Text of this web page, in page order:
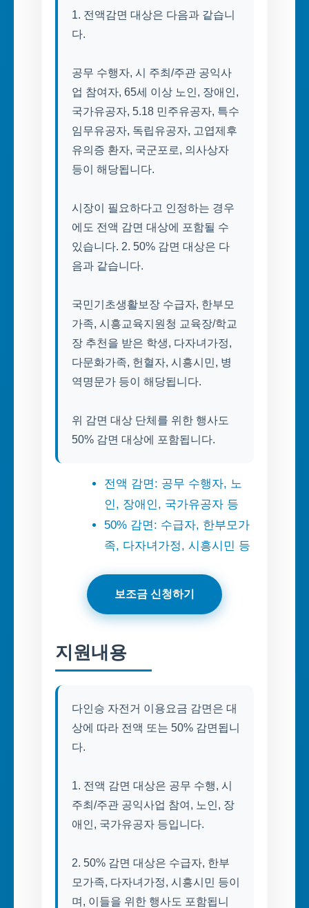
1. 전액감면 대상은 다음과 같습니
다.
공무 수행자, 시 주최/주관 공익사
업 참여자, 65세 이상 노인, 장애인,
국가유공자, 5.18 민주유공자, 특수
임무유공자, 독립유공자, 고엽제후
유의증 환자, 국군포로, 의사상자
등이 해당됩니다.
시장이 필요하다고 인정하는 경우
에도 전액 감면 대상에 포함될 수
있습니다. 2. 50% 감면 대상은 다
음과 같습니다.
국민기초생활보장 수급자, 한부모
가족, 시흥교육지원청 교육장/학교
장 추천을 받은 학생, 다자녀가정,
다문화가족, 헌혈자, 시흥시민, 병
역명문가 등이 해당됩니다.
위 감면 대상 단체를 위한 행사도
50% 감면 대상에 포함됩니다.
전액 감면: 공무 수행자, 노
인, 장애인, 국가유공자 등
50% 감면: 수급자, 한부모가
족, 다자녀가정, 시흥시민 등
보조금 신청하기
지원내용
다인승 자전거 이용요금 감면은 대
상에 따라 전액 또는 50% 감면됩니
다.
1. 전액 감면 대상은 공무 수행, 시
주최/주관 공익사업 참여, 노인, 장
애인, 국가유공자 등입니다.
2. 50% 감면 대상은 수급자, 한부
모가족, 다자녀가정, 시흥시민 등이
며, 이들을 위한 행사도 포함됩니